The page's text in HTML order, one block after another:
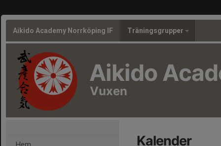
Aikido Academy Norrköping IF Träningsgrupper
Aikido
Vuxen
Kalender